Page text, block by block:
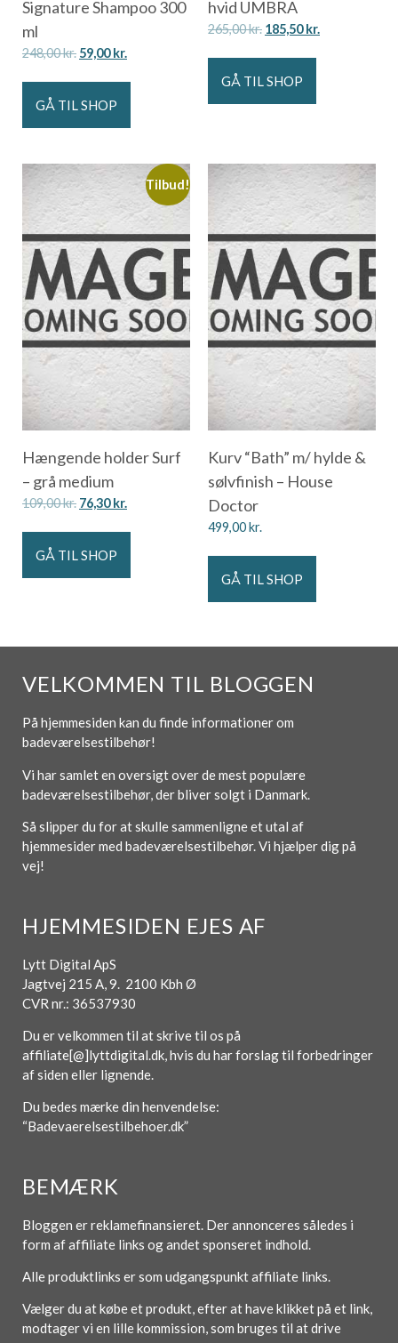
Signature Shampoo 300
ml
248,00kr. 59,00kr.
GÅ TIL SHOP
hvid UMBRA
265,00kr. 185,50kr.
GÅ TIL SHOP
Tilbud!
Hængende holder Surf
– grå medium
109,00kr. 76,30kr.
GÅ TIL SHOP
Kurv “Bath” m/ hylde &
sølvfinish – House
Doctor
499,00kr.
GÅ TIL SHOP
VELKOMMEN TIL BLOGGEN
På hjemmesiden kan du finde informationer om
badeværelsestilbehør!
Vi har samlet en oversigt over de mest populære
badeværelsestilbehør, der bliver solgt i Danmark.
Så slipper du for at skulle sammenligne et utal af
hjemmesider med badeværelsestilbehør. Vi hjælper dig på
vej!
HJEMMESIDEN EJES AF
Lytt Digital ApS
Jagtvej 215 A, 9. 2100 Kbh Ø
CVR nr.: 36537930
Du er velkommen til at skrive til os på
affiliate[@]lyttdigital.dk, hvis du har forslag til forbedringer
af siden eller lignende.
Du bedes mærke din henvendelse:
“Badevaerelsestilbehoer.dk”
BEMÆRK
Bloggen er reklamefinansieret. Der annonceres således i
form af affiliate links og andet sponseret indhold.
Alle produktlinks er som udgangspunkt affiliate links.
Vælger du at købe et produkt, efter at have klikket på et link,
modtager vi en lille kommission, som bruges til at drive